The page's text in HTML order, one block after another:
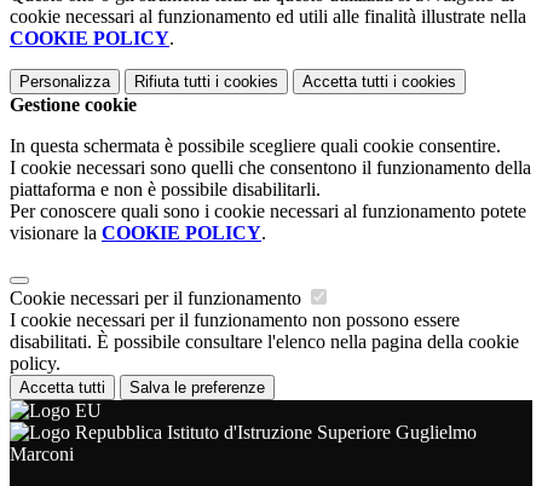
cookie necessari al funzionamento ed utili alle finalità illustrate nella
COOKIE POLICY.
Personalizza Rifiuta tutti i cookies Accetta tutti i cookies
Gestione cookie
In questa schermata è possibile scegliere quali cookie consentire.
I cookie necessari sono quelli che consentono il funzionamento della
piattaforma e non è possibile disabilitarli.
Per conoscere quali sono i cookie necessari al funzionamento potete
visionare la COOKIE POLICY.
Cookie necessari per il funzionamento
I cookie necessari per il funzionamento non possono essere
disabilitati. È possibile consultare l'elenco nella pagina della cookie
policy.
Accetta tutti Salva le preferenze
Istituto d'Istruzione Superiore Guglielmo
Marconi